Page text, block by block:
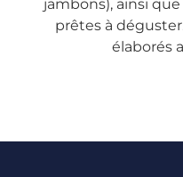
jambons), ainsi
prêtes à
élaborés